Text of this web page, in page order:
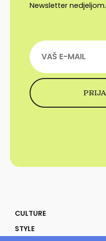
Newsletter nedjeljom.
CULTURE
STYLE